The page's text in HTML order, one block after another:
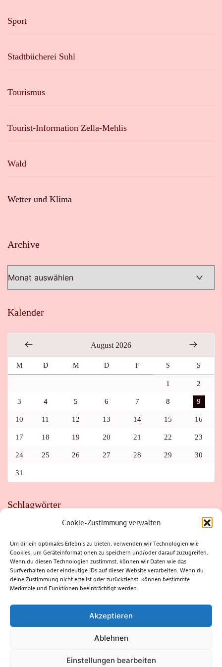
Cookie-Zustimmung verwalten
Um dir ein optimales Erlebnis zu bieten, verwenden wir Technologien wie
Cookies, um Geräteinformationen zu speichern und/oder darauf zuzugreifen.
Wenn du diesen Technologien zustimmst, können wir Daten wie das
Surfverhalten oder eindeutige IDs auf dieser Website verarbeiten. Wenn du
deine Zustimmung nicht erteilst oder zurückziehst, können bestimmte
Merkmale und Funktionen beeinträchtigt werden.
Akzeptieren
Ablehnen
Einstellungen bearbeiten
Sport
Stadtbücherei Suhl
Tourismus
Tourist-Information Zella-Mehlis
Wald
Wetter und Klima
Archive
Kalender
August 2026
M D M D F S S
1 2
3 4 5 6 7 8 9
10 11 12 13 14 15 16
17 18 19 20 21 22 23
24 25 26 27 28 29 30
31
Schlagwörter
FAHRRAD
FLOHMARKT FOLK GEWINNSPIEL
HITZE
HITZEFALLE AUTO
IRISH DANCE JAZZ
KABARETT
KINDER
KIRMES KLASSIK
KLEINE SUHLER REIHE
KRIMI
KULTUR LESUNG LOTTO
MEININGEN
PARASITEN
PILZE SCHLEUSINGEN
SCHULWEG
SOMMERFERIEN
SPORT SRH
STADTFEST
STADTMARKETING
STRASSENSPERRUNG
SUHL
SUHLER FRÜHLING
SUHLER STADTMARKETING
THÜRINGER WALD
ZELLA-MEHLIS
(c) Rhön-Rennsteig-Verlag 2024. Alle Rechte vorbehalten.